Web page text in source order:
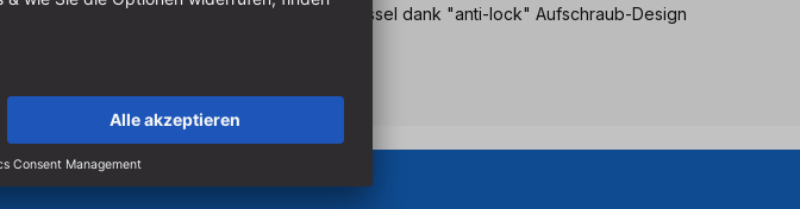
Einfaches Wechseln der Fräser mit Schlüssel dank "anti-lock" Aufschraub-Design